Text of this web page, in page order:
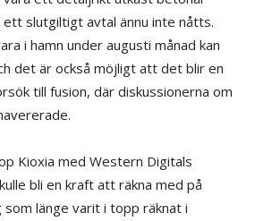
slutgiltigt avtal ännu inte nåtts.
i hamn under augusti månad kan
det är också möjligt att det blir en
till fusion, där diskussionerna om
Kioxia med Western Digitals
bli en kraft att räkna med på
som länge varit i topp räknat i